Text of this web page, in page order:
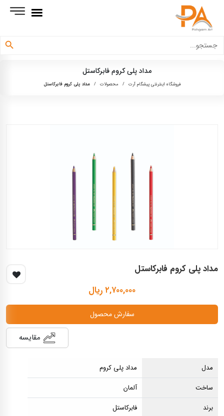
برای:
دکمه جستجو
مداد پلی کروم فابرکاستل
فروشگاه اینترنتی پیشگام آرت / محصولات / مداد پلی کروم فابرکاستل
مداد پلی کروم فابرکاستل
۲,۷۰۰,۰۰۰ ریال
سفارش محصول
مقایسه
مدل
مداد پلی کروم
ساخت
آلمان
برند
فابرکاستل